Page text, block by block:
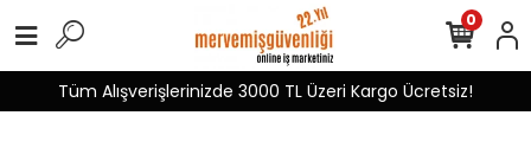
Tüm Alışverişlerinizde 3000 TL Üzeri Kargo Ücretsiz!
0